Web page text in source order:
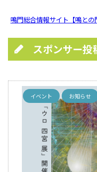
鳴門総合情報サイト【鳴との
スポンサー投
イベント お知らせ